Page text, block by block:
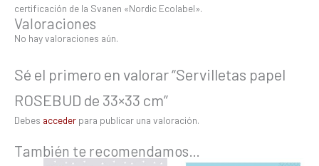
certificación de la Svanen «Nordic Ecolabel».
Valoraciones
No hay valoraciones aún.
Sé el primero en valorar “Servilletas papel
ROSEBUD de 33×33 cm”
Debes acceder para publicar una valoración.
También te recomendamos…